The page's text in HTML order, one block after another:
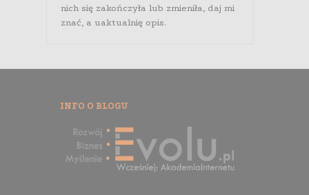
nich się zakończyła lub zmieniła, daj mi
znać, a uaktualnię opis.
INFO O BLOGU